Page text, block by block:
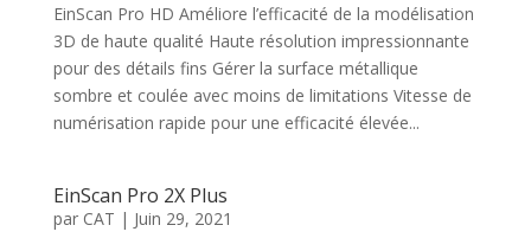
EinScan Pro HD Améliore l’efficacité de la modélisation
3D de haute qualité Haute résolution impressionnante
pour des détails fins Gérer la surface métallique
sombre et coulée avec moins de limitations Vitesse de
numérisation rapide pour une efficacité élevée...
EinScan Pro 2X Plus
par CAT | Juin 29, 2021